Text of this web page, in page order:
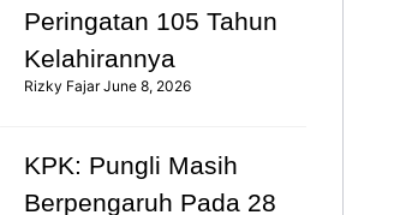
Peringatan 105 Tahun
Kelahirannya
Rizky FajarJune 8, 2026
KPK: Pungli Masih
Berpengaruh Pada 28